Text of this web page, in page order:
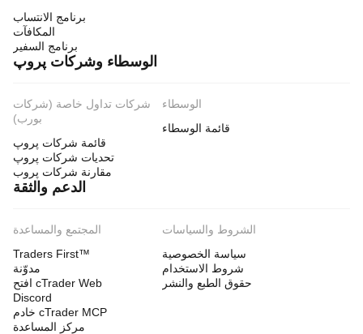
برنامج الانتساب
المكافآت
برنامج السفير
الوسطاء وشركات پروپ
شركات تداول خاصة (شركات
بورب)
قائمة شركات پروپ
تحديات شركات پروپ
مقارنة شركات پروب
الوسطاء
قائمة الوسطاء
الدعم والثقة
المجتمع والمساعدة
Traders First™
مدوّنة
افتح cTrader Web
Discord
خادم cTrader MCP
مركز المساعدة
الشروط والسياسات
سياسة الخصوصية
شروط الاستخدام
حقوق الطبع والنشر